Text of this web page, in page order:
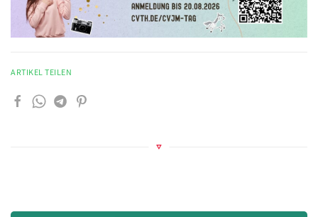
ARTIKEL TEILEN